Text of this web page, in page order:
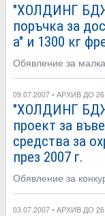
"ХОЛДИНГ
поръчка за
а" и 1300 кг
Обявление за
09.07.2007 • АРХИВ ДО
"ХОЛДИНГ
проект за
средства за
през 2007 г.
Обявление за
03.07.2007 • АРХИВ ДО